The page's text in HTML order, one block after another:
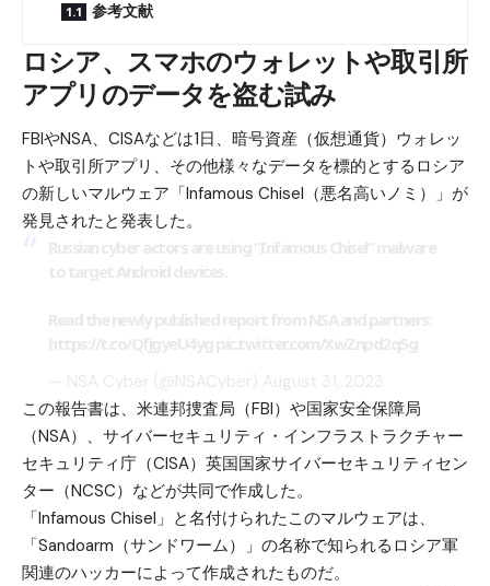
参考文献
ロシア、スマホのウォレットや取引所
アプリのデータを盗む試み
FBIやNSA、CISAなどは1日、暗号資産（仮想通貨）ウォレッ
トや取引所アプリ、その他様々なデータを標的とするロシア
の新しいマルウェア「Infamous Chisel（悪名高いノミ）」が
発見されたと発表した。
この報告書は、米連邦捜査局（FBI）や国家安全保障局
（NSA）、サイバーセキュリティ・インフラストラクチャー
セキュリティ庁（CISA）英国国家サイバーセキュリティセン
ター（NCSC）などが共同で作成した。
「Infamous Chisel」と名付けられたこのマルウェアは、
「Sandoarm（サンドワーム）」の名称で知られるロシア軍
関連のハッカーによって作成されたものだ。